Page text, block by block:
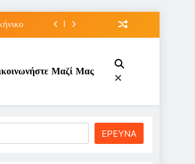
στο ;
Μαζί Μας
ΕΡΕΥΝΑ